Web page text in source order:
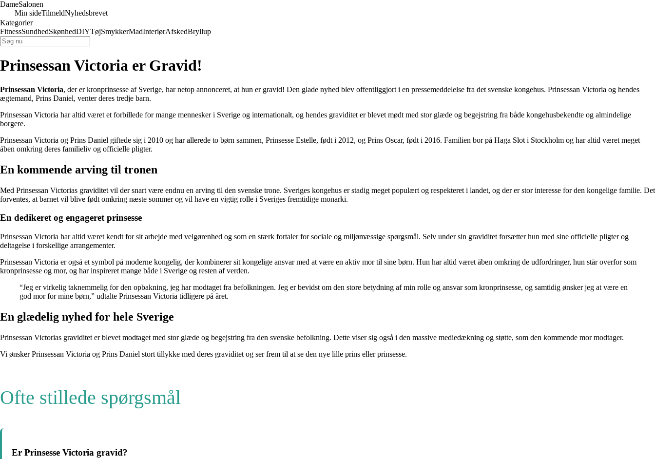
DameSalonen
Min sideTilmeldNyhedsbrevet
Kategorier
FitnessSundhedSkønhedDIYTøjSmykkerMadInteriørAfskedBryllup
Prinsessan Victoria er Gravid!
Prinsessan Victoria, der er kronprinsesse af Sverige, har netop annonceret, at hun er gravid! Den glade nyhed blev offentliggjort i en pressemeddelelse fra det svenske kongehus. Prinsessan Victoria og hendes
ægtemand, Prins Daniel, venter deres tredje barn.
Prinsessan Victoria har altid været et forbillede for mange mennesker i Sverige og internationalt, og hendes graviditet er blevet mødt med stor glæde og begejstring fra både kongehusbekendte og almindelige
borgere.
Prinsessan Victoria og Prins Daniel giftede sig i 2010 og har allerede to børn sammen, Prinsesse Estelle, født i 2012, og Prins Oscar, født i 2016. Familien bor på Haga Slot i Stockholm og har altid været meget
åben omkring deres familieliv og officielle pligter.
En kommende arving til tronen
Med Prinsessan Victorias graviditet vil der snart være endnu en arving til den svenske trone. Sveriges kongehus er stadig meget populært og respekteret i landet, og der er stor interesse for den kongelige familie. Det
forventes, at barnet vil blive født omkring næste sommer og vil have en vigtig rolle i Sveriges fremtidige monarki.
En dedikeret og engageret prinsesse
Prinsessan Victoria har altid været kendt for sit arbejde med velgørenhed og som en stærk fortaler for sociale og miljømæssige spørgsmål. Selv under sin graviditet forsætter hun med sine officielle pligter og
deltagelse i forskellige arrangementer.
Prinsessan Victoria er også et symbol på moderne kongelig, der kombinerer sit kongelige ansvar med at være en aktiv mor til sine børn. Hun har altid været åben omkring de udfordringer, hun står overfor som
kronprinsesse og mor, og har inspireret mange både i Sverige og resten af verden.
“Jeg er virkelig taknemmelig for den opbakning, jeg har modtaget fra befolkningen. Jeg er bevidst om den store betydning af min rolle og ansvar som kronprinsesse, og samtidig ønsker jeg at være en
god mor for mine børn,” udtalte Prinsessan Victoria tidligere på året.
En glædelig nyhed for hele Sverige
Prinsessan Victorias graviditet er blevet modtaget med stor glæde og begejstring fra den svenske befolkning. Dette viser sig også i den massive mediedækning og støtte, som den kommende mor modtager.
Vi ønsker Prinsessan Victoria og Prins Daniel stort tillykke med deres graviditet og ser frem til at se den nye lille prins eller prinsesse.
Ofte stillede spørgsmål
Er Prinsesse Victoria gravid?